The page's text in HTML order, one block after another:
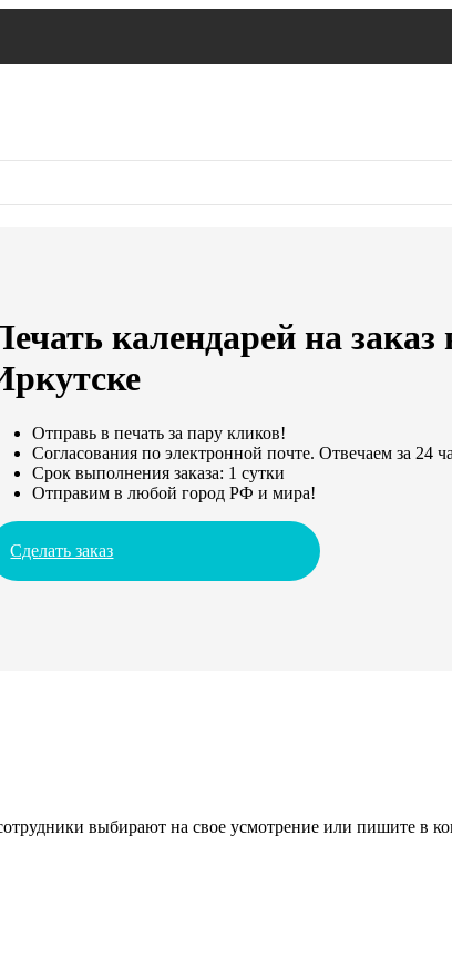
календарей на заказ
Отправь в печать за пару кликов!
Согласования по электронной почте. Отвечаем за 24
Срок выполнения заказа: 1 сутки
Отправим в любой город РФ и мира!
Сделать заказ
выбирают на свое усмотрение или пишите в